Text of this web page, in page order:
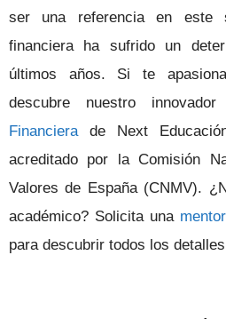
ser una referencia en este
financiera ha sufrido un
últimos años. Si te
descubre nuestro innovador
Financierade Next
acreditado por la Comisión
Valores de España (CNMV).
académico? Solicita una
para descubrir todos los